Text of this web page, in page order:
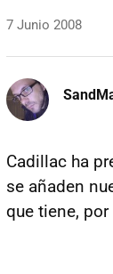
7 Junio 2008
Cadillac ha
se añaden
que tiene,